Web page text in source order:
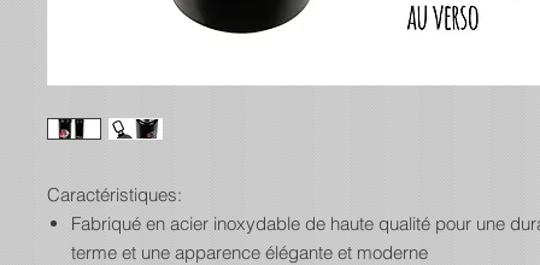
Caractéristiques:
Fabriqué en acier inoxydable de haute qualité pour une
terme et une apparence élégante et moderne